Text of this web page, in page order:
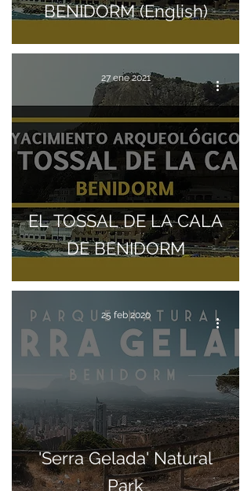
BENIDORM (English)
EL TOSSAL DE LA CALA
DE BENIDORM
27 ene 2021
'Serra Gelada' Natural
Park
25 feb 2020